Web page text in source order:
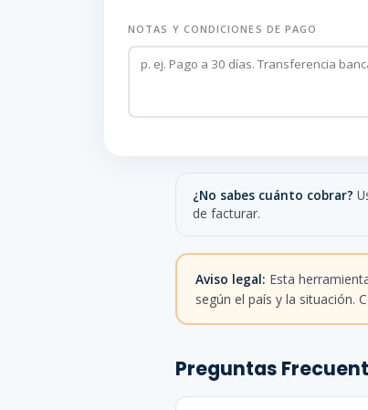
NOTAS Y CONDICIONES DE PAGO
¿No sabes cuánto cobrar?
de facturar.
Aviso legal: Esta
según el país y la situación.
Preguntas